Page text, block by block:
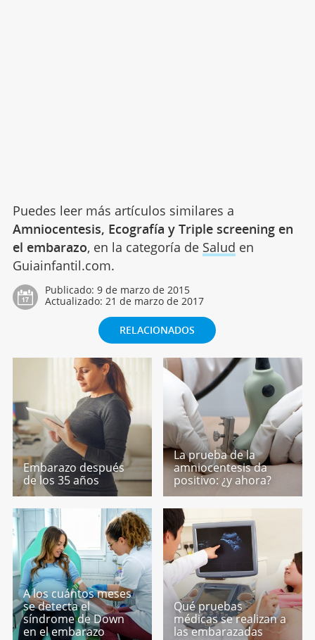
Puedes leer más artículos similares a
Amniocentesis, Ecografía y Triple screening en
el embarazo, en la categoría de Salud en
Guiainfantil.com.
Publicado: 9 de marzo de 2015
Actualizado: 21 de marzo de 2017
RELACIONADOS
Embarazo después
de los 35 años
La prueba de la
amniocentesis da
positivo: ¿y ahora?
A los cuántos meses
se detecta el
síndrome de Down
en el embarazo
Qué pruebas
médicas se realizan a
las embarazadas